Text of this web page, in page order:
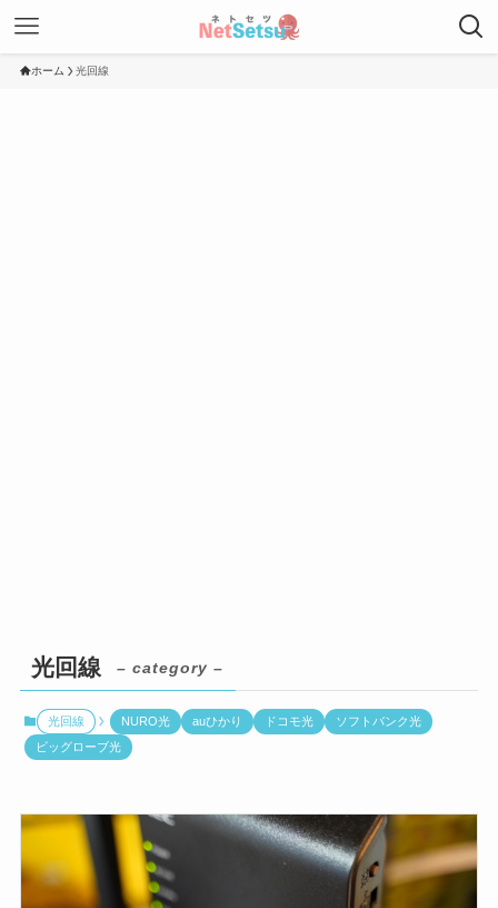
ホーム 光回線
光回線 – category –
光回線 NURO光 auひかり ドコモ光
ソフトバンク光
ビッグローブ光